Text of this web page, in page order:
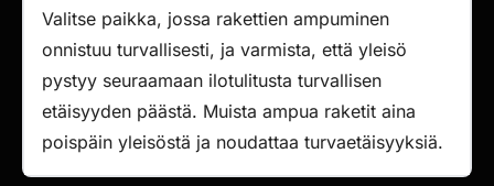
Valitse paikka, jossa rakettien ampuminen
onnistuu turvallisesti, ja varmista, että yleisö
pystyy seuraamaan ilotulitusta turvallisen
etäisyyden päästä. Muista ampua raketit aina
poispäin yleisöstä ja noudattaa turvaetäisyyksiä.